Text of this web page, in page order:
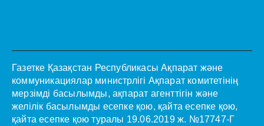
Газетке Қазақстан Республикасы Ақпарат және
коммуникациялар министрлігі Ақпарат комитетінің
мерзімді басылымды, ақпарат агенттігін және
желілік басылымды есепке қою, қайта есепке қою,
қайта есепке қою туралы 19.06.2019 ж. №17747-Г